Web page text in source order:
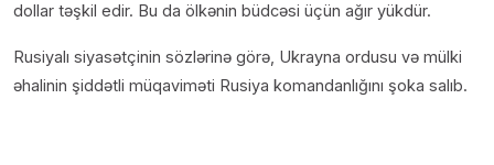
dollar təşkil edir. Bu da ölkənin büdcəsi üçün ağır yükdür.
Rusiyalı siyasətçinin sözlərinə görə, Ukrayna ordusu və mülki
əhalinin şiddətli müqaviməti Rusiya komandanlığını şoka salıb.